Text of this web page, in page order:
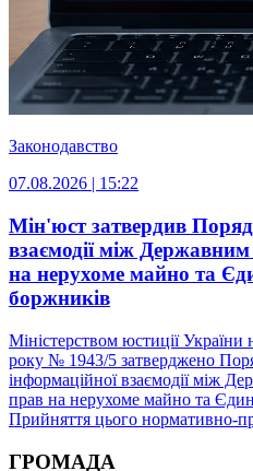
Законодавство
07.08.2026 | 15:22
Мін'юст затвердив
взаємодії між
на нерухоме майно та
боржників
Міністерством юстиції
року № 1943/5 затверджено
інформаційної взаємодії між
прав на нерухоме майно та
Прийняття цього нормативно-
ГРОМАДА